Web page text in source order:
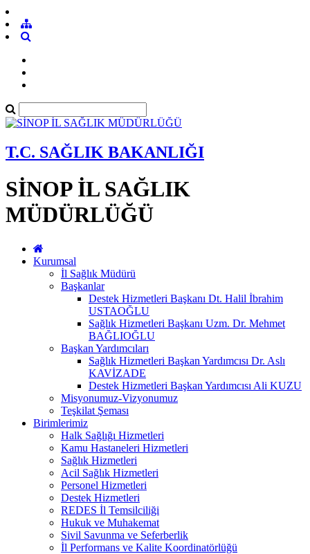
T.C. SAĞLIK BAKANLIĞI
SİNOP İL SAĞLIK
MÜDÜRLÜĞÜ
Kurumsal
İl Sağlık Müdürü
Başkanlar
Destek Hizmetleri Başkanı Dt. Halil İbrahim
USTAOĞLU
Sağlık Hizmetleri Başkanı Uzm. Dr. Mehmet
BAĞLIOĞLU
Başkan Yardımcıları
Sağlık Hizmetleri Başkan Yardımcısı Dr. Aslı
KAVİZADE
Destek Hizmetleri Başkan Yardımcısı Ali KUZU
Misyonumuz-Vizyonumuz
Teşkilat Şeması
Birimlerimiz
Halk Sağlığı Hizmetleri
Kamu Hastaneleri Hizmetleri
Sağlık Hizmetleri
Acil Sağlık Hizmetleri
Personel Hizmetleri
Destek Hizmetleri
REDES İl Temsilciliği
Hukuk ve Muhakemat
Sivil Savunma ve Seferberlik
İl Performans ve Kalite Koordinatörlüğü